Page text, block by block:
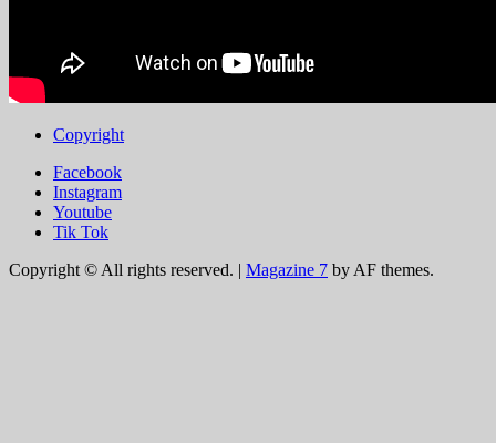
Copyright
Facebook
Instagram
Youtube
Tik Tok
Copyright © All rights reserved. | Magazine 7 by AF themes.